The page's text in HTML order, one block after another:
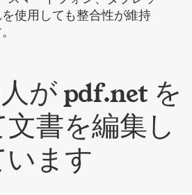
を使用しても整合性が維持
が pdf.net を
書を編集し
います